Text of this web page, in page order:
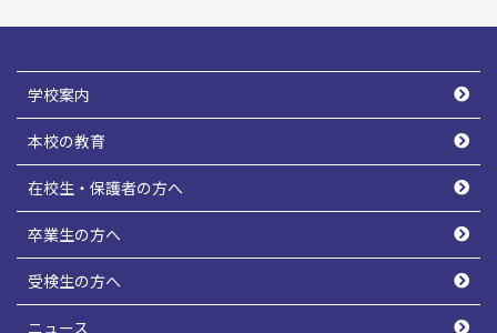
学校案内
本校の教育
在校生・保護者の方へ
卒業生の方へ
受検生の方へ
ニュース